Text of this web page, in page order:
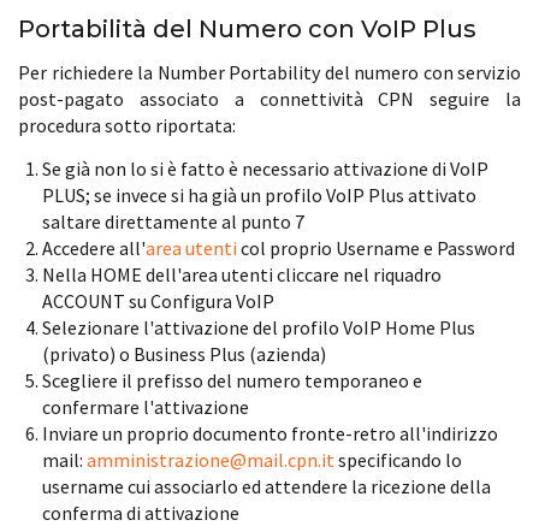
Portabilità del Numero con VoIP Plus
Per richiedere la Number Portability del numero con servizio
post-pagato associato a connettività CPN seguire la
procedura sotto riportata:
Se già non lo si è fatto è necessario attivazione di VoIP
PLUS; se invece si ha già un profilo VoIP Plus attivato
saltare direttamente al punto 7
Accedere all'area utenti col proprio Username e Password
Nella HOME dell'area utenti cliccare nel riquadro
ACCOUNT su Configura VoIP
Selezionare l'attivazione del profilo VoIP Home Plus
(privato) o Business Plus (azienda)
Scegliere il prefisso del numero temporaneo e
confermare l'attivazione
Inviare un proprio documento fronte-retro all'indirizzo
mail: amministrazione@mail.cpn.itspecificando lo
username cui associarlo ed attendere la ricezione della
conferma di attivazione